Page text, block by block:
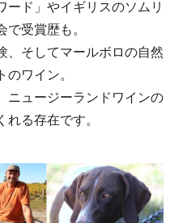
ード」やイギリスのソムリ
受賞歴も。
、そしてマールボロの自然
ワイン。
ニュージーランドワインの
る存在です。